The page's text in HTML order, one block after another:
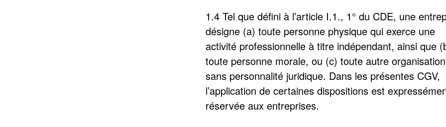
1.4 Tel que défini à l’article I.1., 1° du CDE, une
désigne (a) toute personne physique qui exerce une
activité professionnelle à titre indépendant, ainsi que
toute personne morale, ou (c) toute autre organisation
sans personnalité juridique. Dans les présentes CGV,
l’application de certaines dispositions est
réservée aux entreprises.